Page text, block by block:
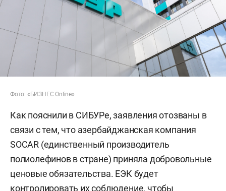
Фото: «БИЗНЕС Online»
Как пояснили в СИБУРе, заявления отозваны в
связи с тем, что азербайджанская компания
SOCAR (единственный производитель
полиолефинов в стране) приняла добровольные
ценовые обязательства. ЕЭК будет
контролировать их соблюдение, чтобы